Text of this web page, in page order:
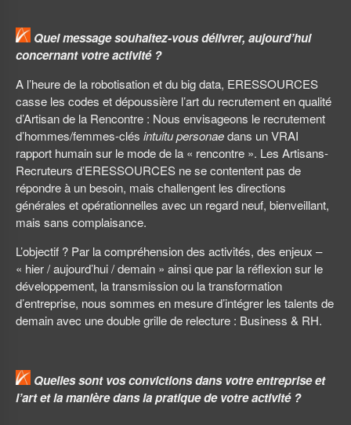
Quel message souhaitez-vous délivrer, aujourd’hui
concernant votre activité ?
A l’heure de la robotisation et du big data, ERESSOURCES
casse les codes et dépoussière l’art du recrutement en qualité
d’Artisan de la Rencontre : Nous envisageons le recrutement
d’hommes/femmes-clés intuitu personaedans un VRAI
rapport humain sur le mode de la « rencontre ». Les Artisans-
Recruteurs d’ERESSOURCES ne se contentent pas de
répondre à un besoin, mais challengent les directions
générales et opérationnelles avec un regard neuf, bienveillant,
mais sans complaisance.
L’objectif ? Par la compréhension des activités, des enjeux –
« hier / aujourd’hui / demain » ainsi que par la réflexion sur le
développement, la transmission ou la transformation
d’entreprise, nous sommes en mesure d’intégrer les talents de
demain avec une double grille de relecture : Business & RH.
Quelles sont vos convictions dans votre entreprise et
l’art et la manière dans la pratique de votre activité ?